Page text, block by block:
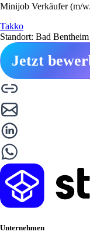
Minijob Verkäufer (m/
Takko
Standort: Bad Bentheim
Jetzt
Unternehmen